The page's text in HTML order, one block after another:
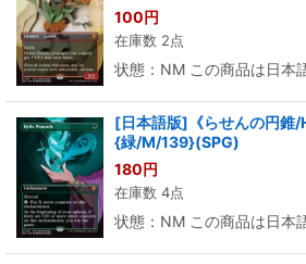
100円
在庫数 2点
状態：NM この商品は日本
[日本語版]《らせんの円錐/
{緑/M/139}(SPG)
180円
在庫数 4点
状態：NM この商品は日本